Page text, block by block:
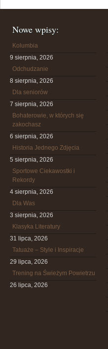
Nowe wpisy:
Kolumbia
9 sierpnia, 2026
Odchudzanie
8 sierpnia, 2026
Dla seniorów
7 sierpnia, 2026
Bohaterowie, w których się
zakochasz
6 sierpnia, 2026
Historia Jednego Zdjęcia
5 sierpnia, 2026
Sportowe Ciekawostki i
Rekordy
4 sierpnia, 2026
Dla Was
3 sierpnia, 2026
Klasyka Literatury
31 lipca, 2026
Tatuaże – Style i Inspiracje
29 lipca, 2026
Trening na Świeżym Powietrzu
26 lipca, 2026